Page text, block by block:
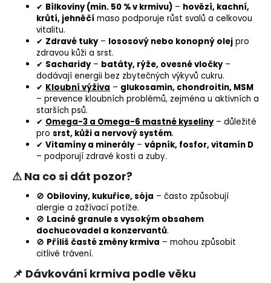
✔ Bílkoviny (min. 50 % v krmivu) – hovězí, kachní,
krůtí, jehněčí maso podporuje růst svalů a celkovou
vitalitu.
✔ Zdravé tuky– lososový nebo konopný olej pro
zdravou kůži a srst.
✔ Sacharidy– batáty, rýže, ovesné vločky–
dodávají energii bez zbytečných výkyvů cukru.
✔ Kloubní výživa – glukosamin, chondroitin, MSM
– prevence kloubních problémů, zejména u aktivních a
starších psů.
✔ Omega-3 a Omega-6 mastné kyseliny– důležité
pro srst, kůži a nervový systém.
✔ Vitamíny a minerály– vápník, fosfor, vitamín D
– podporují zdravé kosti a zuby.
⚠ Na co si dát pozor?
🚫 Obiloviny, kukuřice, sója – často způsobují
alergie a zažívací potíže.
🚫 Laciné granule s vysokým obsahem
dochucovadel a konzervantů.
🚫 Příliš časté změny krmiva – mohou způsobit
citlivé trávení.
📌 Dávkování krmiva podle věku